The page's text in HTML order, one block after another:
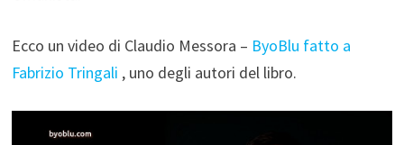
Ecco un video di Claudio Messora – ByoBlu fatto a
Fabrizio Tringali , uno degli autori del libro.